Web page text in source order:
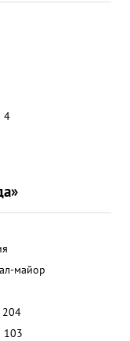
4
майор
204
103